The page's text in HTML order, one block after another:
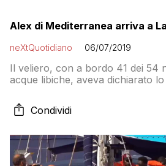
Alex di Mediterranea arriva a
neXtQuotidiano 06/07/2019
Il veliero, con a bordo 41 dei 54
acque libiche, aveva dichiarato lo
surreale dichiarazione di Salvini
Condividi